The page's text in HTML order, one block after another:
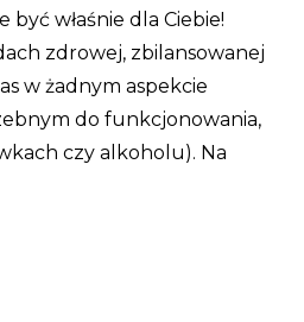
właśnie dla Ciebie!
zdrowej, zbilansowanej
w żadnym aspekcie
do funkcjonowania,
czy alkoholu). Na